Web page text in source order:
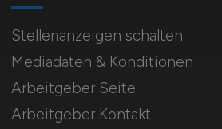
Stellenanzeigen schalten
Mediadaten & Konditionen
Arbeitgeber Seite
Arbeitgeber Kontakt